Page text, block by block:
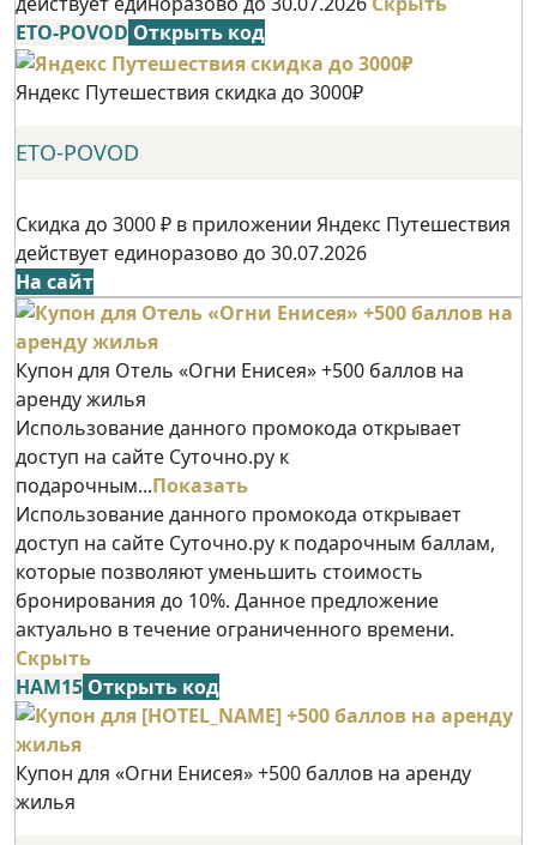
ETO-POVOD Открыть код
Яндекс Путешествия скидка до 3000₽
ETO-POVOD
Скидка до 3000 ₽ в приложении Яндекс Путешествия
действует единоразово до 30.07.2026
На сайт
Купон для Отель «Огни Енисея» +500 баллов на
аренду жилья
Использование данного промокода открывает
доступ на сайте Суточно.ру к
подарочным...Показать
Использование данного промокода открывает
доступ на сайте Суточно.ру к подарочным баллам,
которые позволяют уменьшить стоимость
бронирования до 10%. Данное предложение
актуально в течение ограниченного времени.
Скрыть
НАМ15 Открыть код
Купон для «Огни Енисея» +500 баллов на аренду
жилья